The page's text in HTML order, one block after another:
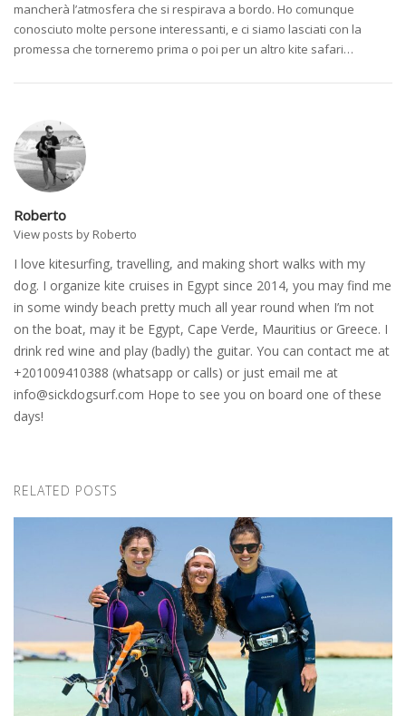
mancherà l’atmosfera che si respirava a bordo. Ho comunque
conosciuto molte persone interessanti, e ci siamo lasciati con la
promessa che torneremo prima o poi per un altro kite safari…
Roberto
View posts by Roberto
I love kitesurfing, travelling, and making short walks with my
dog. I organize kite cruises in Egypt since 2014, you may find me
in some windy beach pretty much all year round when I’m not
on the boat, may it be Egypt, Cape Verde, Mauritius or Greece. I
drink red wine and play (badly) the guitar. You can contact me at
+201009410388 (whatsapp or calls) or just email me at
info@sickdogsurf.com Hope to see you on board one of these
days!
RELATED POSTS